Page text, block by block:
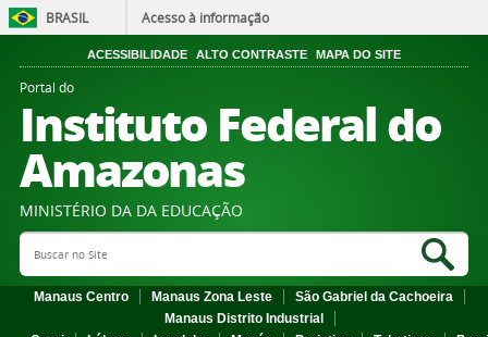
BRASIL Acesso à informação
ACESSIBILIDADE ALTO CONTRASTE MAPA DO SITE
Portal do
Instituto Federal do
Amazonas
MINISTÉRIO DA DA EDUCAÇÃO
Search Site
Manaus Centro Manaus Zona Leste
São Gabriel da Cachoeira
Manaus Distrito Industrial